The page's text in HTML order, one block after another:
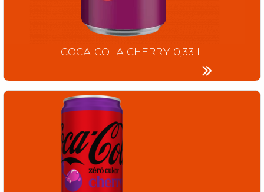
COCA-COLA CHERRY 0,33 L